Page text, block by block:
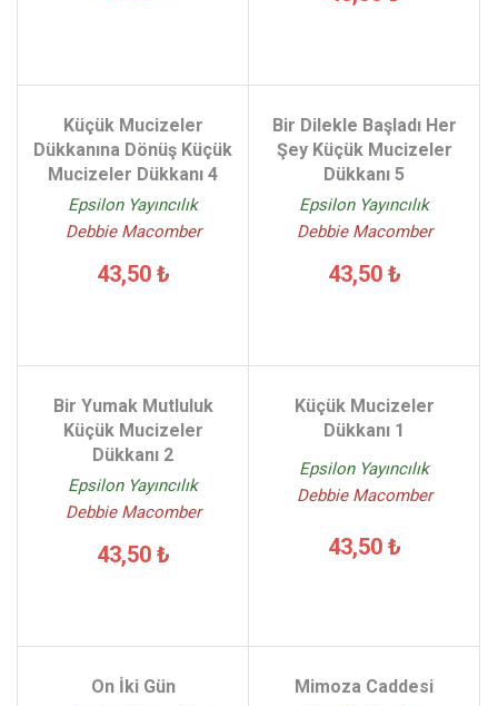
Küçük Mucizeler
Dükkanına Dönüş Küçük
Mucizeler Dükkanı 4
Epsilon Yayıncılık
Debbie Macomber
43,50 ₺
Bir Dilekle Başladı Her
Şey Küçük Mucizeler
Dükkanı 5
Epsilon Yayıncılık
Debbie Macomber
43,50 ₺
Bir Yumak Mutluluk
Küçük Mucizeler
Dükkanı 2
Epsilon Yayıncılık
Debbie Macomber
43,50 ₺
Küçük Mucizeler
Dükkanı 1
Epsilon Yayıncılık
Debbie Macomber
43,50 ₺
On İki Gün Mimoza Caddesi